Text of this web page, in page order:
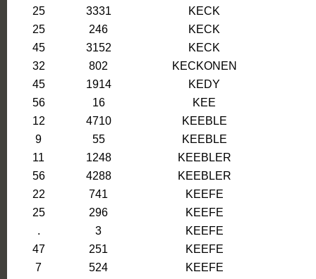
25
3331
KECK
25
246
KECK
45
3152 KECK
32
802
KECKONEN
45
1914
KEDY
56
16
KEE
12
4710
KEEBLE
9
55
KEEBLE
11
1248
KEEBLER
56
4288
KEEBLER
22
741
KEEFE
25
296 KEEFE
.
3
KEEFE
47
251
KEEFE
7
524
KEEFE